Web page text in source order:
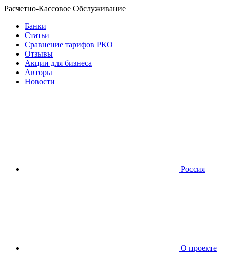
Расчетно-Кассовое Обслуживание
Банки
Статьи
Сравнение тарифов РКО
Отзывы
Акции для бизнеса
Авторы
Новости
Россия
О проекте